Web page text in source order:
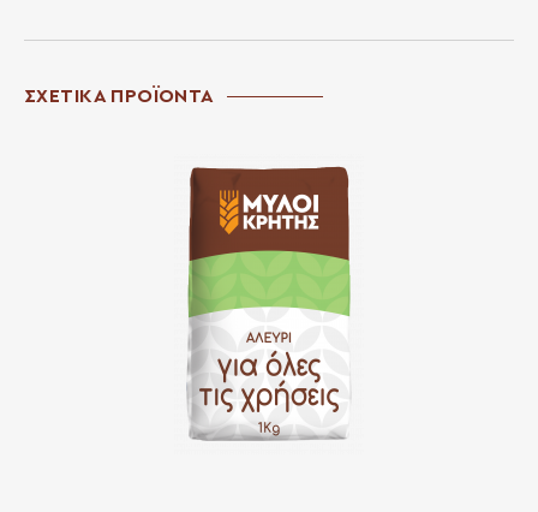
ΣΧΕΤΙΚΑ ΠΡΟΪΟΝΤΑ